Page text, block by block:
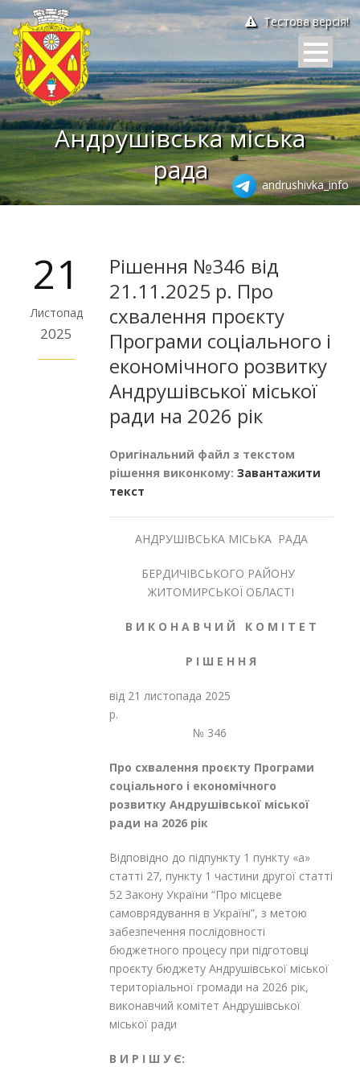
Тестова версія!
Андрушівська міська
рада
andrushivka_info
21
Листопад
2025
Рішення №346 від
21.11.2025 р. Про
схвалення проєкту
Програми соціального і
економічного розвитку
Андрушівської міської
ради на 2026 рік
Оригінальний файл з текстом
рішення виконкому: Завантажити
текст
АНДРУШІВСЬКА МІСЬКА РАДА
БЕРДИЧІВСЬКОГО РАЙОНУ
ЖИТОМИРСЬКОЇ ОБЛАСТІ
В И К О Н А В Ч И Й К О М І Т Е Т
Р І Ш Е Н Н Я
від 21 листопада 2025
р.
№ 346
Про схвалення проєкту Програми
соціального і економічного
розвитку Андрушівської міської
ради на 2026 рік
Відповідно до підпункту 1 пункту «а»
статті 27, пункту 1 частини другої статті
52 Закону України “Про місцеве
самоврядування в Україні”, з метою
забезпечення послідовності
бюджетного процесу при підготовці
проєкту бюджету Андрушівської міської
територіальної громади на 2026 рік,
виконавчий комітет Андрушівської
міської ради
В И Р І Ш У Є: